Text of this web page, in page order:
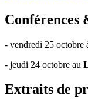
Conférences
- vendredi 25 octobre
- jeudi 24 octobre au
Extraits de